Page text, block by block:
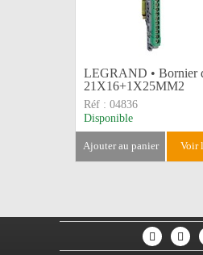
LEGRAND • Bornier
21X16+1X25MM2
Réf : 04836
Disponible
ajouter au panier